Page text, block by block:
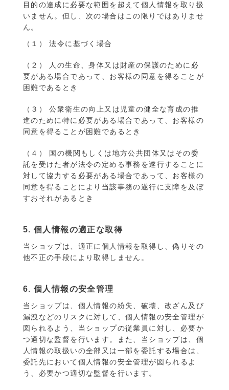
目的の達成に必要な範囲を超えて個人情報を取り扱
いません。但し、次の場合はこの限りではありませ
ん。
（１） 法令に基づく場合
（２） 人の生命、身体又は財産の保護のために必
要がある場合であって、お客様の同意を得ることが
困難であるとき
（３） 公衆衛生の向上又は児童の健全な育成の推
進のために特に必要がある場合であって、お客様の
同意を得ることが困難であるとき
（４） 国の機関もしくは地方公共団体又はその委
託を受けた者が法令の定める事務を遂行することに
対して協力する必要がある場合であって、お客様の
同意を得ることにより当該事務の遂行に支障を及ぼ
すおそれがあるとき
5. 個人情報の適正な取得
当ショップは、適正に個人情報を取得し、偽りその
他不正の手段により取得しません。
6. 個人情報の安全管理
当ショップは、個人情報の紛失、破壊、改ざん及び
漏洩などのリスクに対して、個人情報の安全管理が
図られるよう、当ショップの従業員に対し、必要か
つ適切な監督を行います。また、当ショップは、個
人情報の取扱いの全部又は一部を委託する場合は、
委託先において個人情報の安全管理が図られるよ
う、必要かつ適切な監督を行います。